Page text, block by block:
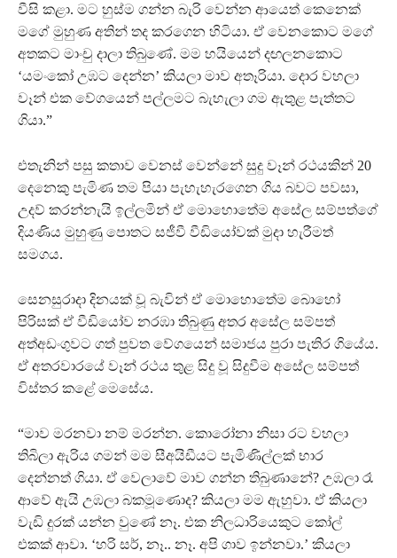
වීසි කළා. මට හුස්ම ගන්න බැරි වෙන්න ආයෙත් කෙනෙක්
මගේ මුහුණ අතින් තද කරගෙන හිටියා. ඒ වෙනකොට මගේ
අතකට මාංචු දාලා තිබුණේ. මම හයියෙන් දඟලනකොට
‘යමංකෝ උඹට දෙන්න’ කියලා මාව අතෑරියා. දොර වහලා
වෑන් එක වේගයෙන් පල්ලමට බැහැලා ගම ඇතුළ පැත්තට
ගියා.”
එතැනින් පසු කතාව වෙනස් වෙන්නේ සුදු වෑන් රථයකින් 20
දෙනෙකු පැමිණ තම පියා පැහැහැරගෙන ගිය බවට පවසා,
උදව් කරන්නැයි ඉල්ලමින් ඒ මොහොතේම අසේල සම්පත්ගේ
දියණිය මුහුණු පොතට සජීවී වීඩියෝවක් මුදා හැරීමත්
සමගය.
සෙනසුරාදා දිනයක් වූ බැවින් ඒ මොහොතේම බොහෝ
පිරිසක් ඒ වීඩියෝව නරඹා තිබුණු අතර අසේල සම්පත්
අත්අඩංගුවට ගත් පුවත වේගයෙන් සමාජය පුරා පැතිර ගියේය.
ඒ අතරවාරයේ වෑන් රථය තුළ සිදු වූ සිදුවීම අසේල සම්පත්
විස්තර කළේ මෙසේය.
“මාව මරනවා නම් මරන්න. කොරෝනා නිසා රට වහලා
තිබිලා ඇරිය ගමන් මම සීඅයිඩීයට පැමිණිල්ලක් භාර
දෙන්නත් ගියා. ඒ වෙලාවේ මාව ගන්න තිබුණානේ? උඹලා රෑ
ආවේ ඇයි උඹලා බකමූණොද? කියලා මම ඇහුවා. ඒ කියලා
වැඩි දුරක් යන්න වුණේ නෑ. එක නිලධාරියෙකුට කෝල්
එකක් ආවා. ‘හරි සර්, නෑ.. නෑ. අපි ගාව ඉන්නවා.’ කියලා